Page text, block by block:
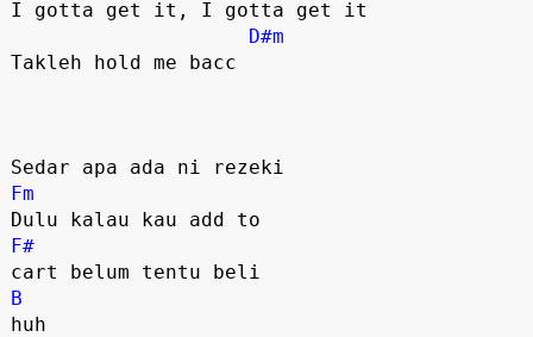
I gotta get it, I gotta get it
D#m
Takleh hold me bacc
Fm
F#
B
huh